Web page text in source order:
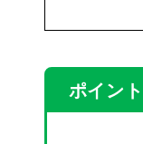
ポイント